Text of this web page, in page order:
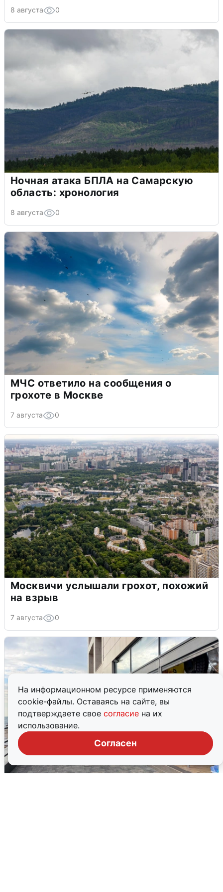
На информационном ресурсе применяются
cookie-файлы. Оставаясь на сайте, вы
подтверждаете свое согласие на их
использование.
Согласен
8 августа 0
Ночная атака БПЛА на Самарскую
область: хронология
8 августа 0
МЧС ответило на сообщения о
грохоте в Москве
7 августа 0
Москвичи услышали грохот, похожий
на взрыв
7 августа 0